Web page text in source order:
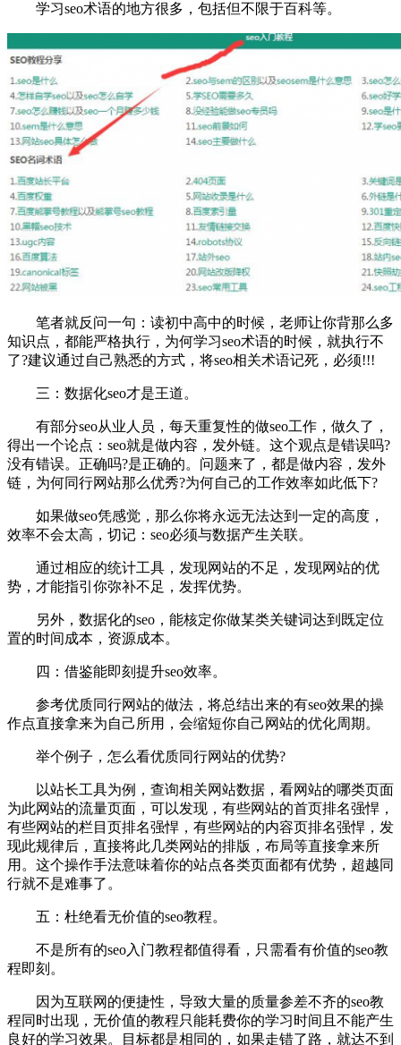
学习seo术语的地方很多，包括但不限于百科等。
笔者就反问一句：读初中高中的时候，老师让你背那么多
知识点，都能严格执行，为何学习seo术语的时候，就执行不
了?建议通过自己熟悉的方式，将seo相关术语记死，必须!!!
三：数据化seo才是王道。
有部分seo从业人员，每天重复性的做seo工作，做久了，
得出一个论点：seo就是做内容，发外链。这个观点是错误吗?
没有错误。正确吗?是正确的。问题来了，都是做内容，发外
链，为何同行网站那么优秀?为何自己的工作效率如此低下?
如果做seo凭感觉，那么你将永远无法达到一定的高度，
效率不会太高，切记：seo必须与数据产生关联。
通过相应的统计工具，发现网站的不足，发现网站的优
势，才能指引你弥补不足，发挥优势。
另外，数据化的seo，能核定你做某类关键词达到既定位
置的时间成本，资源成本。
四：借鉴能即刻提升seo效率。
参考优质同行网站的做法，将总结出来的有seo效果的操
作点直接拿来为自己所用，会缩短你自己网站的优化周期。
举个例子，怎么看优质同行网站的优势?
以站长工具为例，查询相关网站数据，看网站的哪类页面
为此网站的流量页面，可以发现，有些网站的首页排名强悍，
有些网站的栏目页排名强悍，有些网站的内容页排名强悍，发
现此规律后，直接将此几类网站的排版，布局等直接拿来所
用。这个操作手法意味着你的站点各类页面都有优势，超越同
行就不是难事了。
五：杜绝看无价值的seo教程。
不是所有的seo入门教程都值得看，只需看有价值的seo教
程即刻。
因为互联网的便捷性，导致大量的质量参差不齐的seo教
程同时出现，无价值的教程只能耗费你的学习时间且不能产生
良好的学习效果。目标都是相同的，如果走错了路，就达不到